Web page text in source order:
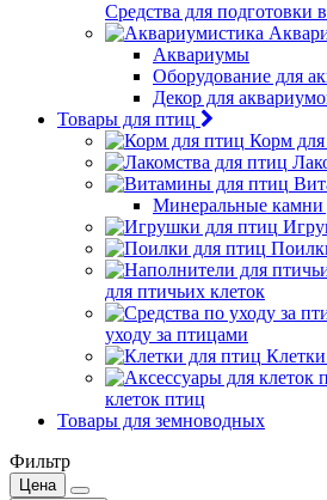
Средства для подготовки
Аквариумы
Оборудование для
Декор для
Товары для птиц
Корм
Минеральные камни
для птичьих клеток
уходу за птицами
клеток птиц
Товары для земноводных
Фильтр
Цена